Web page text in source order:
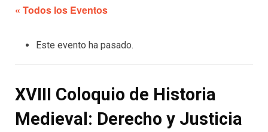
« Todos los Eventos
Este evento ha pasado.
XVIII Coloquio de Historia
Medieval: Derecho y Justicia